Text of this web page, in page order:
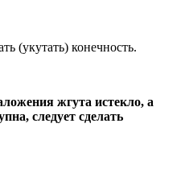
(укутать) конечность.
жгута истекло, а
следует сделать